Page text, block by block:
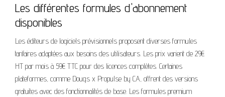
Les différentes formules d'abonnement
disponibles
Les éditeurs de logiciels prévisionnels proposent diverses formules
tarifaires adaptées aux besoins des utilisateurs. Les prix varient de 29€
HT par mois à 59€ TTC pour des licences complètes. Certaines
plateformes, comme Dougs x Propulse by CA, offrent des versions
gratuites avec des fonctionnalités de base. Les formules premium